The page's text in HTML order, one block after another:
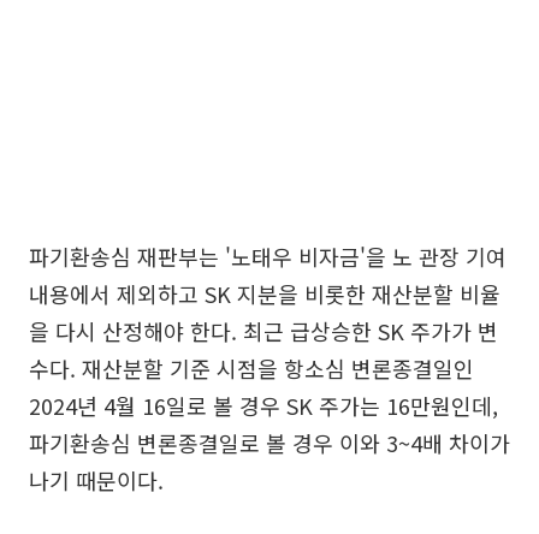
파기환송심 재판부는 '노태우 비자금'을 노 관장 기여
내용에서 제외하고 SK 지분을 비롯한 재산분할 비율
을 다시 산정해야 한다. 최근 급상승한 SK 주가가 변
수다. 재산분할 기준 시점을 항소심 변론종결일인
2024년 4월 16일로 볼 경우 SK 주가는 16만원인데,
파기환송심 변론종결일로 볼 경우 이와 3~4배 차이가
나기 때문이다.